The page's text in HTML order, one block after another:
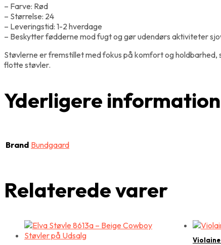
– Farve: Rød
– Størrelse: 24
– Leveringstid: 1-2 hverdage
– Beskytter fødderne mod fugt og gør udendørs aktiviteter
Støvlerne er fremstillet med fokus på komfort og
flotte støvler.
Yderligere information
Brand Bundgaard
Relaterede varer
Violaine